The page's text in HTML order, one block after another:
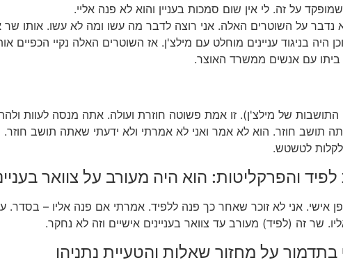
על זה. לי אין שום סמכות בעניין והוא לא פנה אליי.
על השוטרים האלה. אני רוצה לדבר מה עשו ומה לא עשו. אותו שר
היה בניגוד עניינים מוחלט עם מילצ'ן. אז השוטרים האלה נקיי
עם אנשים ממשרד האוצר.
התושבות של מילצ'ן). זו אמת פשוטה חוזרת ועולה. אתה מנסה לעוות
לטשטש.
והפרקליטות: הוא היה מעורב על צוואר
אישי. אני לא זוכר שאחר כך פנה ללפיד. אמרתי אם פנה אליו –
שר זה (לפיד) מעורב עד צוואר בעניינים אישיים וזה לא נחקר.
על מחזור שאלות והטעיית נתניהו